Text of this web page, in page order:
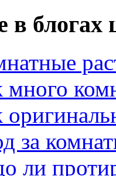
в блогах
много
за
ли